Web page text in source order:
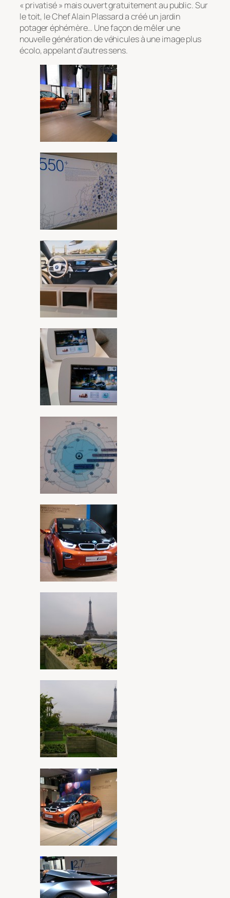
« privatisé » mais ouvert gratuitement au public. Sur
le toit, le Chef Alain Plassard a créé un jardin
potager éphémère… Une façon de mêler une
nouvelle génération de véhicules à une image plus
écolo, appelant d’autres sens.